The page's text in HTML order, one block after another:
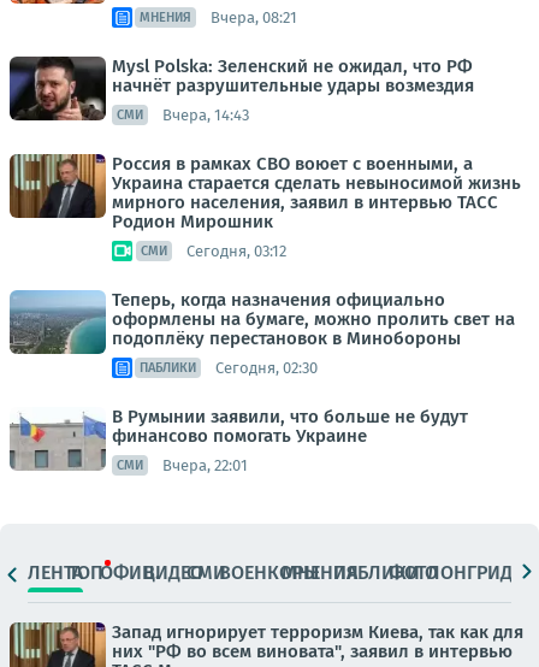
МНЕНИЯ Вчера, 08:21
Mysl Polska: Зеленский не ожидал, что РФ
начнёт разрушительные удары возмездия
СМИ Вчера, 14:43
Россия в рамках СВО воюет с военными, а
Украина старается сделать невыносимой жизнь
мирного населения, заявил в интервью ТАСС
Родион Мирошник
СМИ Сегодня, 03:12
Теперь, когда назначения официально
оформлены на бумаге, можно пролить свет на
подоплёку перестановок в Минобороны
ПАБЛИКИ Сегодня, 02:30
В Румынии заявили, что больше не будут
финансово помогать Украине
СМИ Вчера, 22:01
ЛЕНТАТОПОФИЦ.ВИДЕОСМИВОЕНКОРЫМНЕНИЯПАБЛИКИ
ФОТОЛОНГРИДЫ
Запад игнорирует терроризм Киева, так как для
них "РФ во всем виновата", заявил в интервью